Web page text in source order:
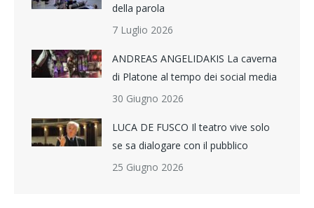
della parola
7 Luglio 2026
ANDREAS ANGELIDAKIS La caverna
di Platone al tempo dei social media
30 Giugno 2026
LUCA DE FUSCO Il teatro vive solo
se sa dialogare con il pubblico
25 Giugno 2026